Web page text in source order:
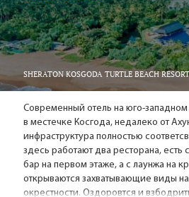
SHERATON KOSGODA TURTLE BEACH
Cовременный отель на юго-
в местечке Косгода, недалеко от
инфраструктура полностью
здесь работают два ресторана, есть
бар на первом этаже, а с лаунжа на
открываются захватывающие виды
окрестности. Оздоровтся и